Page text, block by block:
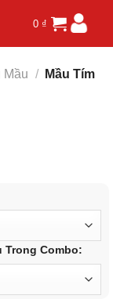
0 ₫
Mầu / Mầu Tím
Trong Combo: